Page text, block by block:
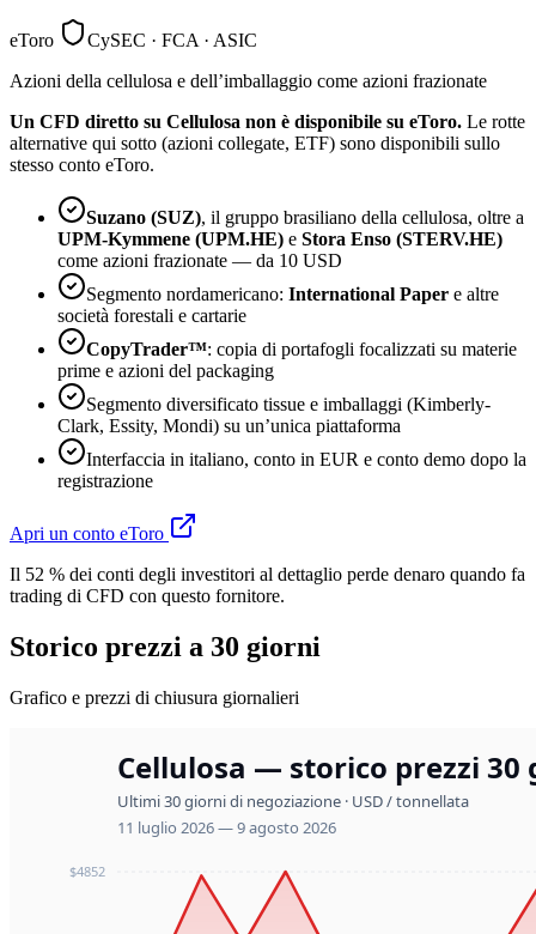
eToro
CySEC · FCA · ASIC
Azioni della cellulosa e dell’imballaggio come azioni frazionate
Un CFD diretto su Cellulosa non è disponibile su eToro. Le rotte
alternative qui sotto (azioni collegate, ETF) sono disponibili sullo
stesso conto eToro.
Suzano (SUZ), il gruppo brasiliano della cellulosa, oltre a
UPM-Kymmene (UPM.HE) e Stora Enso (STERV.HE)
come azioni frazionate — da 10 USD
Segmento nordamericano: International Paper e altre
società forestali e cartarie
CopyTrader™: copia di portafogli focalizzati su materie
prime e azioni del packaging
Segmento diversificato tissue e imballaggi (Kimberly-
Clark, Essity, Mondi) su un’unica piattaforma
Interfaccia in italiano, conto in EUR e conto demo dopo la
registrazione
Apri un conto eToro
Il 52 % dei conti degli investitori al dettaglio perde denaro quando fa
trading di CFD con questo fornitore.
Storico prezzi a 30 giorni
Grafico e prezzi di chiusura giornalieri